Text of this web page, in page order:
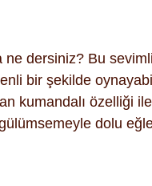
dersiniz? Bu sevimli
bir şekilde
kumandalı özelliği
dolu